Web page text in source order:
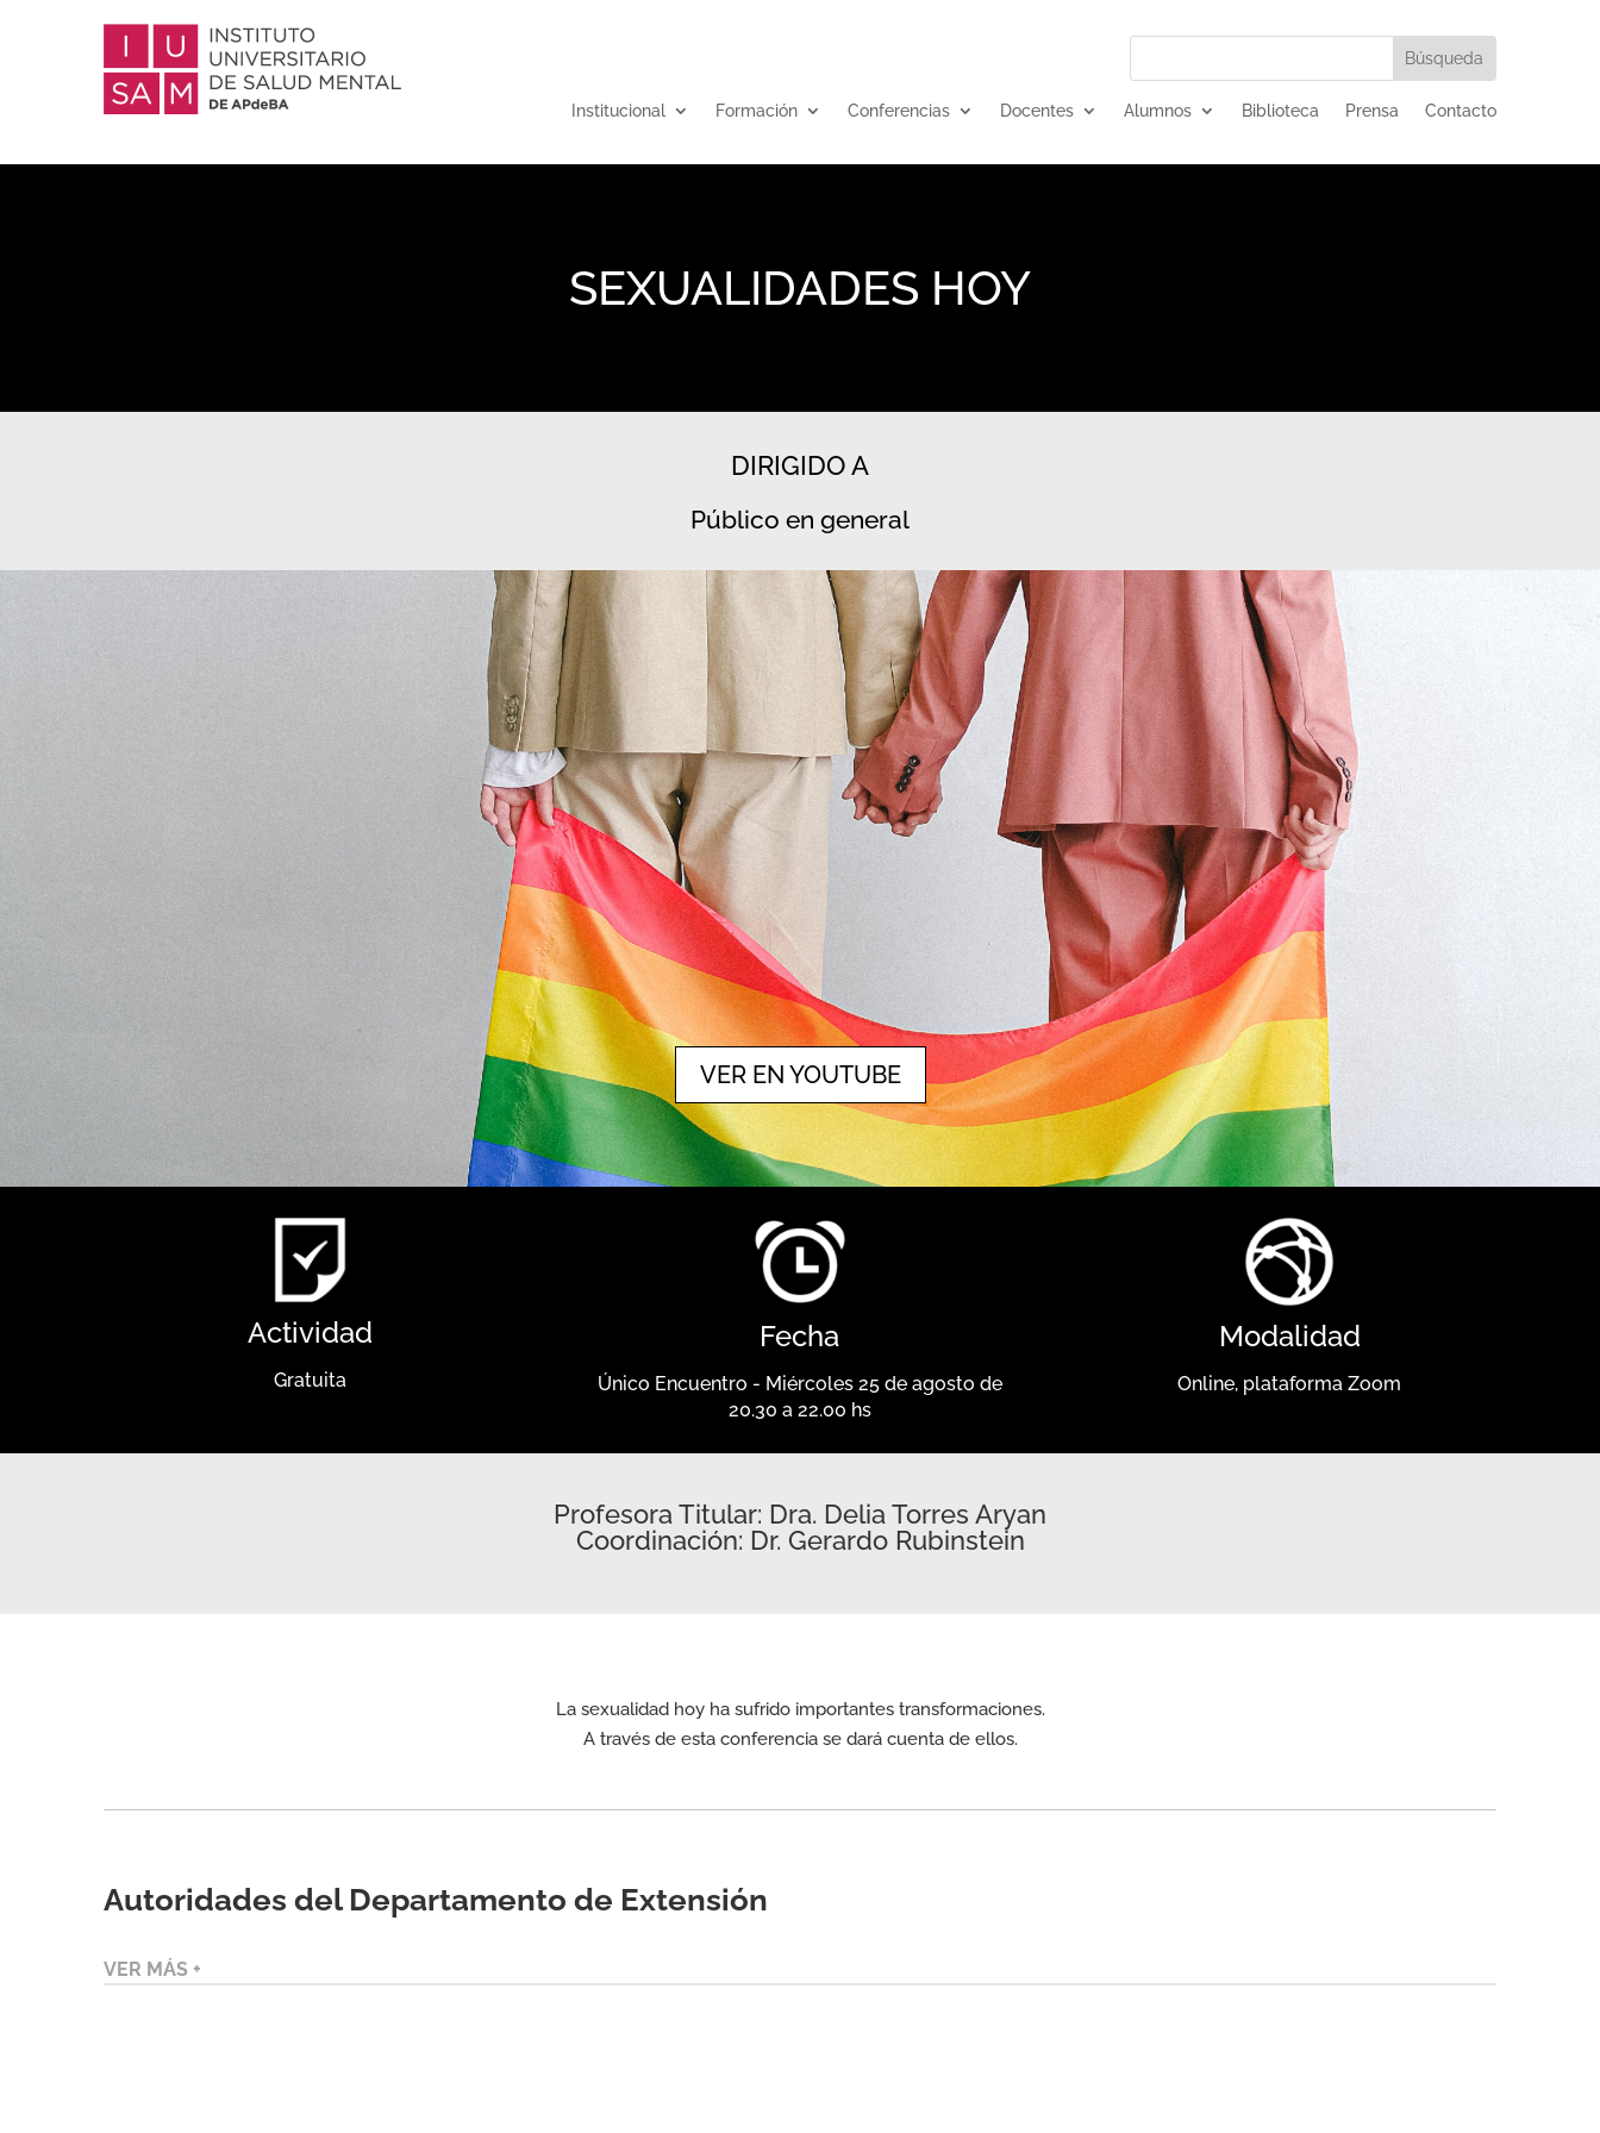
Institucional Formación Conferencias Docentes Alumnos Biblioteca Prensa Contacto
SEXUALIDADES HOY
DIRIGIDO A
Público en general
VER EN YOUTUBE
Actividad
Gratuita
Fecha
Único Encuentro - Miércoles 25 de agosto de
20.30 a 22.00 hs
Modalidad
Online, plataforma Zoom
Profesora Titular: Dra. Delia Torres Aryan
Coordinación: Dr. Gerardo Rubinstein
La sexualidad hoy ha sufrido importantes transformaciones.
A través de esta conferencia se dará cuenta de ellos.
Autoridades del Departamento de Extensión
VER MÁS +